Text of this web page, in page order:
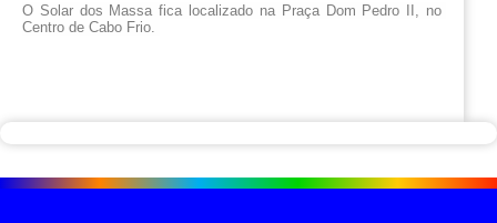
O Solar dos Massa fica localizado na Praça Dom Pedro II, no
Centro de Cabo Frio.